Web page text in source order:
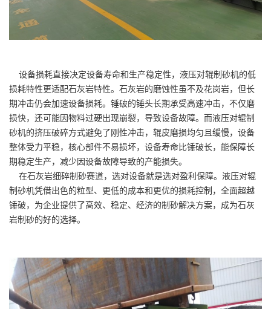
设备损耗直接决定设备寿命和生产稳定性，液压对辊制砂机的低
损耗特性更适配石灰岩特性。石灰岩的磨蚀性虽不及花岗岩，但长
期冲击仍会加速设备损耗。锤破的锤头长期承受高速冲击，不仅磨
损快，还可能因物料过硬出现崩裂，导致设备故障。而液压对辊制
砂机的挤压破碎方式避免了刚性冲击，辊皮磨损均匀且缓慢，设备
整体受力平稳，核心部件不易损坏，设备寿命比锤破长，能保障长
期稳定生产，减少因设备故障导致的产能损失。
在石灰岩细碎制砂赛道，选对设备就是选对盈利保障。液压对辊
制砂机凭借出色的粒型、更低的成本和更优的损耗控制，全面超越
锤破，为企业提供了高效、稳定、经济的制砂解决方案，成为石灰
岩制砂的好的选择。